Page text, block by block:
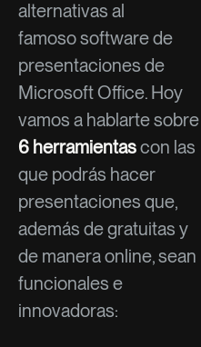
alternativas al
famoso software de
presentaciones de
Microsoft Office. Hoy
vamos a hablarte sobre
6 herramientascon las
que podrás hacer
presentaciones que,
además de gratuitas y
de manera online, sean
funcionales e
innovadoras: